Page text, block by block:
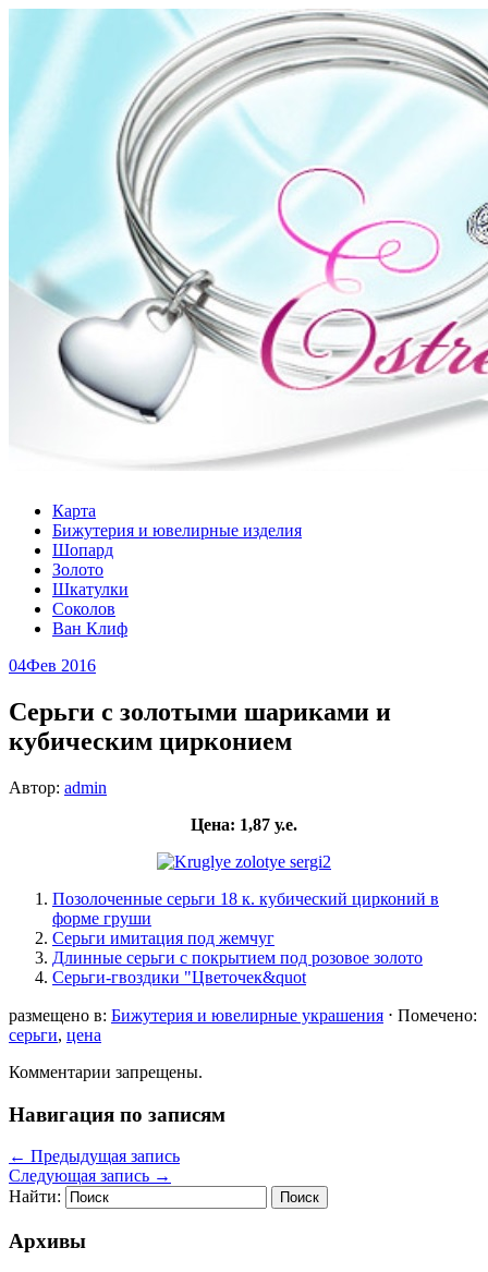
Карта
Бижутерия и ювелирные изделия
Шопард
Золото
Шкатулки
Соколов
Ван Клиф
04Фев 2016
Серьги с золотыми шариками и
кубическим цирконием
Автор: admin
Цена: 1,87 у.е.
Позолоченные серьги 18 к. кубический цирконий в
форме груши
Серьги имитация под жемчуг
Длинные серьги с покрытием под розовое золото
Серьги-гвоздики "Цветочек&quot
размещено в: Бижутерия и ювелирные украшения ⋅ Помечено:
серьги, цена
Комментарии запрещены.
Навигация по записям
← Предыдущая запись
Следующая запись →
Найти:
Архивы